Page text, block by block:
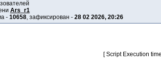
Ars_r1
- 10658, зафиксирован - 28 02 2026, 20:26
[ Script Execution